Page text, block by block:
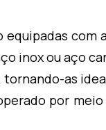
equipadas
inox ou aço
as
por